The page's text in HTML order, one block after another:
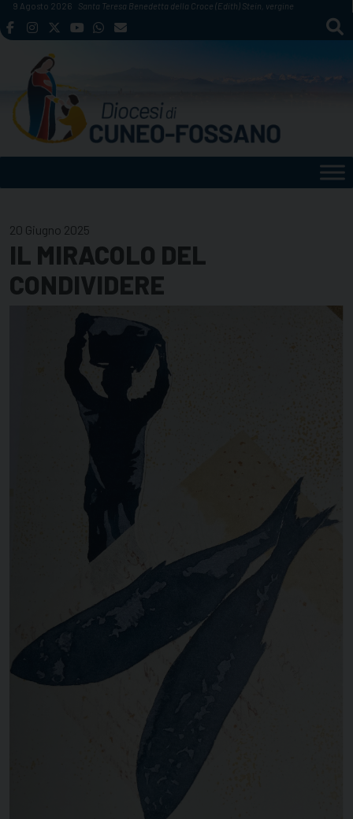
Skip
to
9 Agosto 2026 Santa Teresa Benedetta della Croce (Edith) Stein, vergine
20 Giugno 2025
IL MIRACOLO DEL
CONDIVIDERE